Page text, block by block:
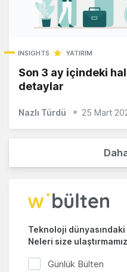
INSIGHTS YATIRIM
Son 3 ay içindeki
detaylar
Nazlı Türdü 25 Mart
Teknoloji
Neleri size
Günlük Bülten